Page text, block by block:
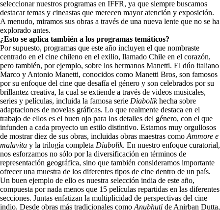
seleccionar nuestros programas en IFFR, ya que siempre buscamos
destacar temas y cineastas que merecen mayor atención y exposición.
A menudo, miramos sus obras a través de una nueva lente que no se ha
explorado antes.
¿Esto se aplica también a los programas temáticos?
Por supuesto, programas que este año incluyen el que nombraste
centrado en el cine chileno en el exilio, llamado Chile en el corazón,
pero también, por ejemplo, sobre los hermanos Manetti. El dúo italiano
Marco y Antonio Manetti, conocidos como Manetti Bros, son famosos
por su enfoque del cine que desafía el género y son celebrados por su
brillantez creativa, la cual se extiende a través de videos musicales,
series y películas, incluida la famosa serie Diabolikhecha sobre
adaptaciones de novelas gráficas. Lo que realmente destaca en el
trabajo de ellos es el buen ojo para los detalles del género, con el que
infunden a cada proyecto un estilo distintivo. Estamos muy orgullosos
de mostrar diez de sus obras, incluidas obras maestras como Ammore e
malavita y la trilogía completa Diabolik. En nuestro enfoque curatorial,
nos esforzamos no sólo por la diversificación en términos de
representación geográfica, sino que también consideramos importante
ofrecer una muestra de los diferentes tipos de cine dentro de un país.
Un buen ejemplo de ello es nuestra selección india de este año,
compuesta por nada menos que 15 películas repartidas en las diferentes
secciones. Juntas enfatizan la multiplicidad de perspectivas del cine
indio. Desde obras más tradicionales como Anubhuti de Anirban Dutta,